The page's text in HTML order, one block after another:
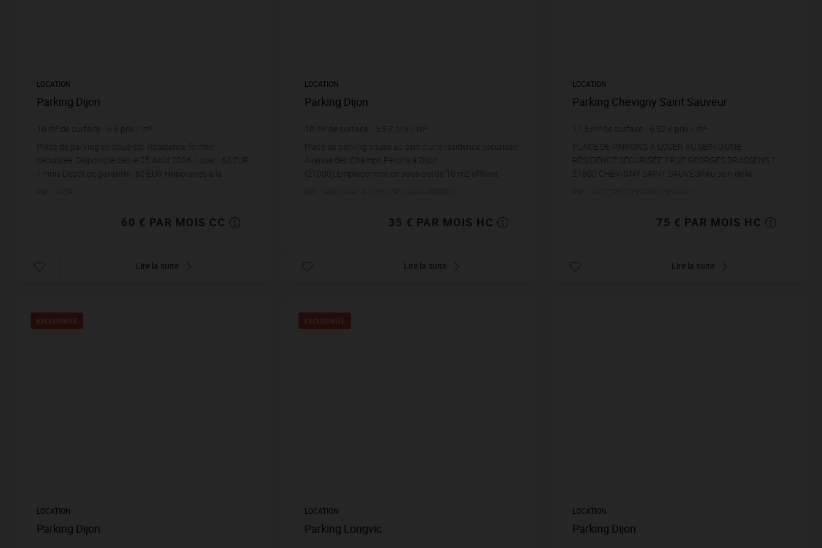
LOCATION
Parking Dijon
10 m² de surface 6 € prix / m²
Place de parking en sous-sol. Résidence fermée
sécurisée. Disponible dès le 05 Août 2026. Loyer : 60 EUR
/ mois Dépôt de garantie : 60 EUR Honoraires à la
60 € PAR MOIS CC
Lire la suite
LOCATION
Parking Dijon
10 m² de surface 3,5 € prix / m²
Place de parking située au sein d'une résidence sécurisée
Avenue des Champs Perdrix à Dijon
(21000).Emplacement en sous-sol de 10 m2 offrant
35 € PAR MOIS HC
Lire la suite
LOCATION
Parking Chevigny Saint Sauveur
11,5 m² de surface 6,52 € prix / m²
PLACE DE PARKING A LOUER AU SEIN D'UNE
RÉSIDENCE SÉCURISÉE ? RUE GEORGES BRASSENS ?
21800 CHEVIGNY SAINT SAUVEURAu sein de la
75 € PAR MOIS HC
Lire la suite
EXCLUSIVITÉ
LOCATION
Parking Dijon
EXCLUSIVITÉ
LOCATION
Parking Longvic
LOCATION
Parking Dijon